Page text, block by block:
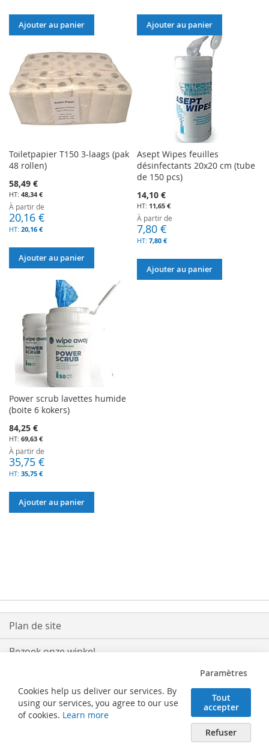
Ajouter au panier Ajouter au panier
Toiletpapier T150 3-laags (pak
48 rollen)
58,49 €
48,34 €
À partir de
20,16 €
20,16 €
Ajouter au panier
Asept Wipes feuilles
désinfectants 20x20 cm (tube
de 150 pcs)
14,10 €
11,65 €
À partir de
7,80 €
7,80 €
Ajouter au panier
Power scrub lavettes humide
(boite 6 kokers)
84,25 €
69,63 €
À partir de
35,75 €
35,75 €
Ajouter au panier
Plan de site
Bezoek onze winkel
Retouren
Cookies help us deliver our services. By
using our services, you agree to our use
of cookies. Learn more
Paramètres
Tout
accepter
Refuser